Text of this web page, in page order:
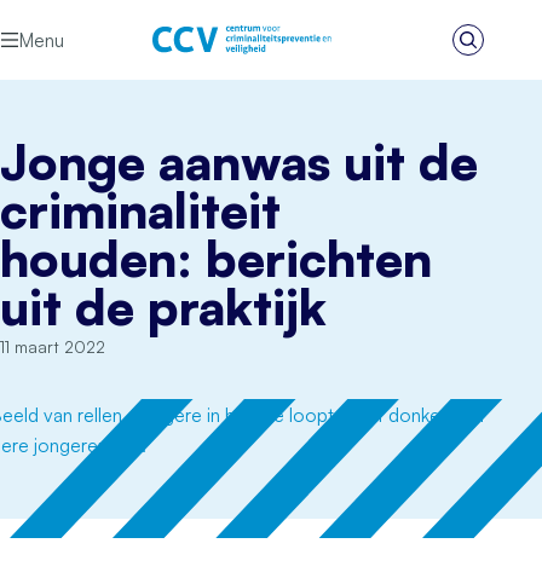
Menu
Zoeken
Jonge aanwas uit de
criminaliteit
houden: berichten
uit de praktijk
11 maart 2022